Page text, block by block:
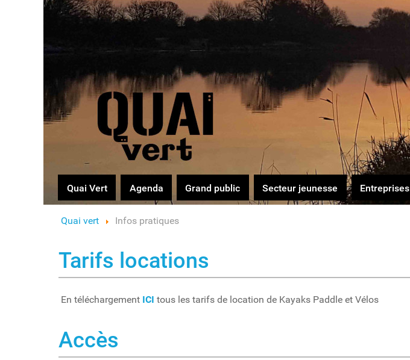
Quai Vert Agenda Grand public Secteur jeunesse Entreprises
Quai vert Infos pratiques
Tarifs locations
En téléchargement ICI tous les tarifs de location de Kayaks Paddle et Vélos
Accès